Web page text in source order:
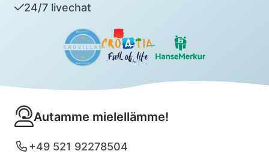
24/7 livechat
Autamme mielellämme!
+49 521 92278504